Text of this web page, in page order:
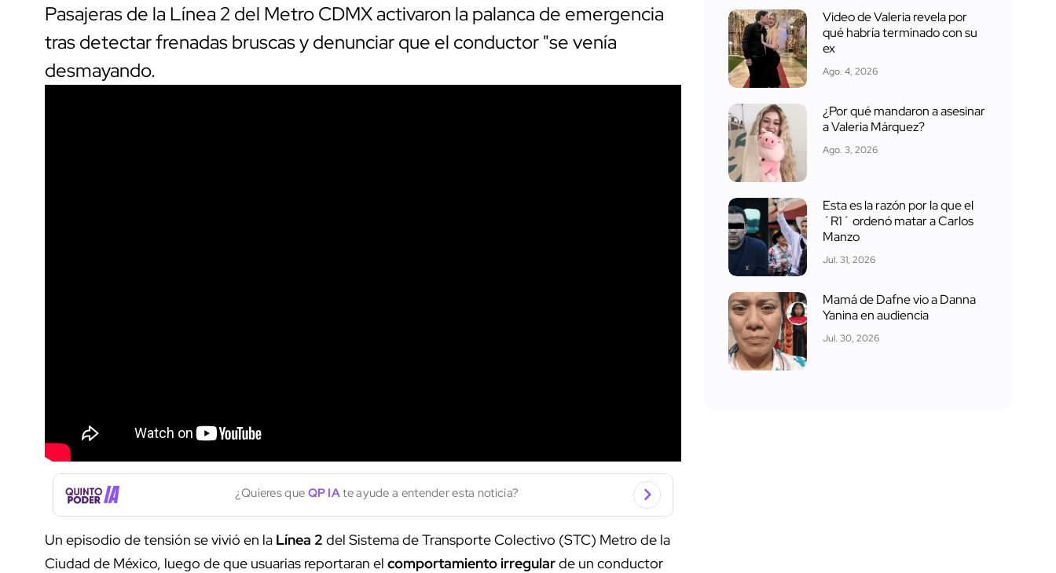
Pasajeras de la Línea 2 del Metro CDMX activaron la palanca de emergencia
tras detectar frenadas bruscas y denunciar que el conductor "se venía
desmayando.
¿Quieres que QP IAte ayude a entender esta noticia?
Un episodio de tensión se vivió en la Línea 2 del Sistema de Transporte Colectivo (STC) Metro de la
Ciudad de México, luego de que usuarias reportaran el comportamiento irregularde un conductor
Video de Valeria revela por
qué habría terminado con su
ex
Ago. 4, 2026
¿Por qué mandaron a asesinar
a Valeria Márquez?
Ago. 3, 2026
Esta es la razón por la que el
´R1´ ordenó matar a Carlos
Manzo
Jul. 31, 2026
Mamá de Dafne vio a Danna
Yanina en audiencia
Jul. 30, 2026